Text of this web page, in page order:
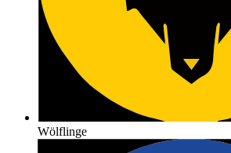
Wölflinge